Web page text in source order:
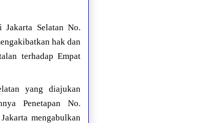
Jakarta Selatan No.
hak dan
terhadap Empat
yang diajukan
Penetapan No.
mengabulkan